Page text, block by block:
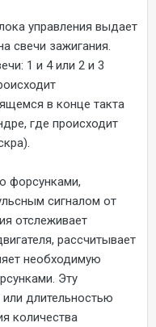
управления выдает
свечи зажигания.
1 и 4 или 2 и 3
в конце такта
где происходит
форсунками,
сигналом от
отслеживает
рассчитывает
необходимую
Эту
длительностью
количества